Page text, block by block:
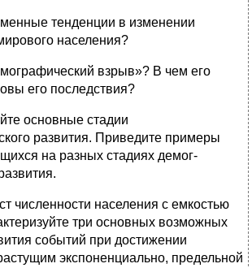
тенденции в изменении
населения?
взрыв»? В чем его
его последствия?
основные стадии
развития. Приведите примеры
на разных стадиях демог­
численности населения с емкостью
три основных возможных
со­бытий при достижении
экспоненциально, предельной